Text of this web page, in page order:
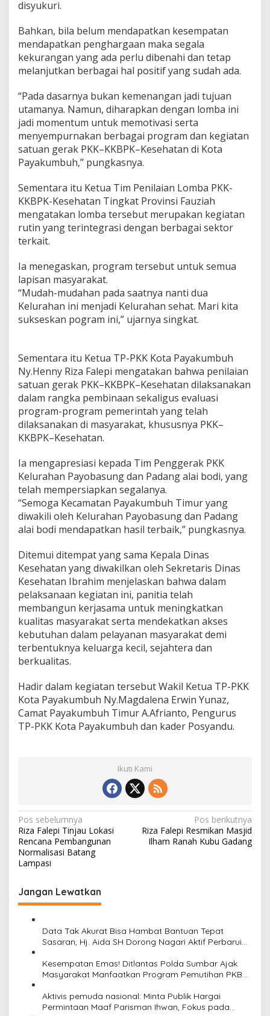
disyukuri.
Bahkan, bila belum mendapatkan kesempatan
mendapatkan penghargaan maka segala
kekurangan yang ada perlu dibenahi dan tetap
melanjutkan berbagai hal positif yang sudah ada.
“Pada dasarnya bukan kemenangan jadi tujuan
utamanya. Namun, diharapkan dengan lomba ini
jadi momentum untuk memotivasi serta
menyempurnakan berbagai program dan kegiatan
satuan gerak PKK–KKBPK–Kesehatan di Kota
Payakumbuh,” pungkasnya.
Sementara itu Ketua Tim Penilaian Lomba PKK-
KKBPK-Kesehatan Tingkat Provinsi Fauziah
mengatakan lomba tersebut merupakan kegiatan
rutin yang terintegrasi dengan berbagai sektor
terkait.
Ia menegaskan, program tersebut untuk semua
lapisan masyarakat.
“Mudah-mudahan pada saatnya nanti dua
Kelurahan ini menjadi Kelurahan sehat. Mari kita
sukseskan pogram ini,” ujarnya singkat.
Sementara itu Ketua TP-PKK Kota Payakumbuh
Ny.Henny Riza Falepi mengatakan bahwa penilaian
satuan gerak PKK–KKBPK–Kesehatan dilaksanakan
dalam rangka pembinaan sekaligus evaluasi
program-program pemerintah yang telah
dilaksanakan di masyarakat, khususnya PKK–
KKBPK–Kesehatan.
Ia mengapresiasi kepada Tim Penggerak PKK
Kelurahan Payobasung dan Padang alai bodi, yang
telah mempersiapkan segalanya.
“Semoga Kecamatan Payakumbuh Timur yang
diwakili oleh Kelurahan Payobasung dan Padang
alai bodi mendapatkan hasil terbaik,” pungkasnya.
Ditemui ditempat yang sama Kepala Dinas
Kesehatan yang diwakilkan oleh Sekretaris Dinas
Kesehatan Ibrahim menjelaskan bahwa dalam
pelaksanaan kegiatan ini, panitia telah
membangun kerjasama untuk meningkatkan
kualitas masyarakat serta mendekatkan akses
kebutuhan dalam pelayanan masyarakat demi
terbentuknya keluarga kecil, sejahtera dan
berkualitas.
Hadir dalam kegiatan tersebut Wakil Ketua TP-PKK
Kota Payakumbuh Ny.Magdalena Erwin Yunaz,
Camat Payakumbuh Timur A.Afrianto, Pengurus
TP-PKK Kota Payakumbuh dan kader Posyandu.
Ikuti Kami
N
a
v
i
g
a
Pos sebelumnya
Riza Falepi Tinjau Lokasi
Rencana Pembangunan
Normalisasi Batang
Lampasi
Pos berikutnya
Riza Falepi Resmikan Masjid
Ilham Ranah Kubu Gadang
Jangan Lewatkan
Data Tak Akurat Bisa Hambat Bantuan Tepat
Sasaran, Hj. Aida SH Dorong Nagari Aktif Perbarui
Kesempatan Emas! Ditlantas Polda Sumbar Ajak
Masyarakat Manfaatkan Program Pemutihan PKB
Aktivis pemuda nasional: Minta Publik Hargai
Permintaan Maaf Parisman Ihwan, Fokus pada